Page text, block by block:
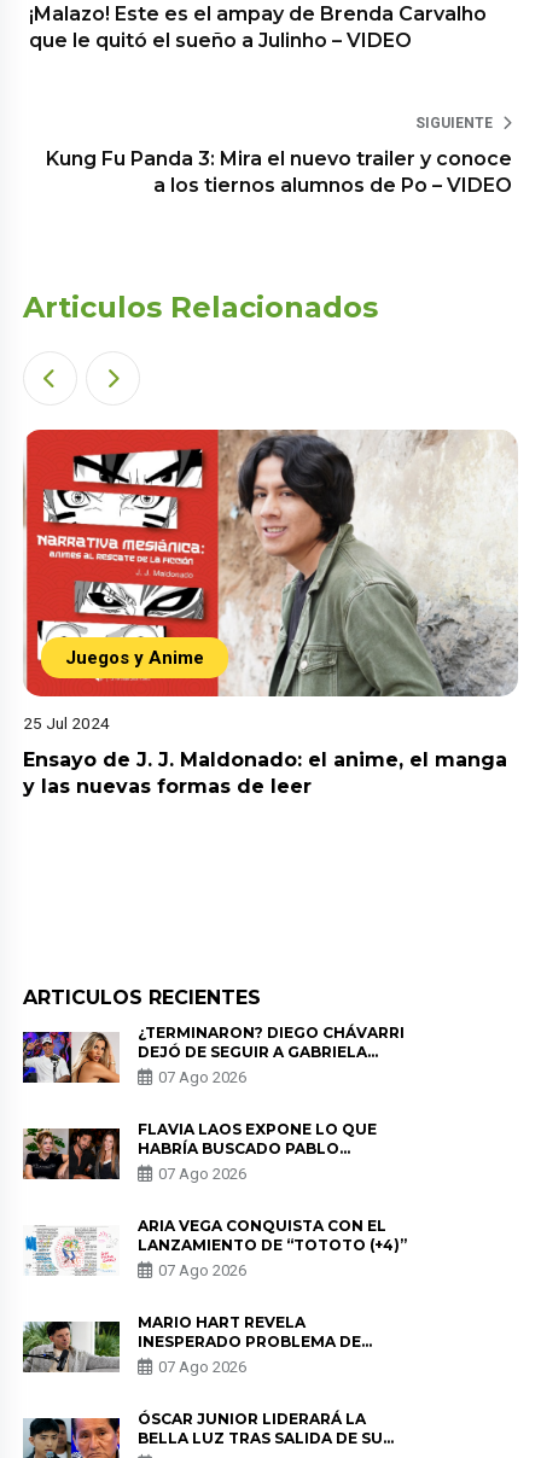
¡Malazo! Este es el ampay de Brenda Carvalho
que le quitó el sueño a Julinho – VIDEO
SIGUIENTE
Kung Fu Panda 3: Mira el nuevo trailer y conoce
a los tiernos alumnos de Po – VIDEO
Articulos Relacionados
Juegos y Anime
25 Jul 2024
Ensayo de J. J. Maldonado: el anime, el manga
y las nuevas formas de leer
ARTICULOS RECIENTES
¿TERMINARON? DIEGO CHÁVARRI
DEJÓ DE SEGUIR A GABRIELA
HERRERA Y ANUNCIA SU SALIDA
DE PÓDCAST
07 Ago 2026
FLAVIA LAOS EXPONE LO QUE
HABRÍA BUSCADO PABLO
HEREDIA CON ALE FULLER: “UNA
DE LAS PARTES QUERÍA EL
07 Ago 2026
ARIA VEGA CONQUISTA CON EL
LANZAMIENTO DE “TOTOTO (+4)”
07 Ago 2026
MARIO HART REVELA
INESPERADO PROBLEMA DE
SALUD ANTES DE SEPARARSE DE
KORINA: “ME ENCONTRARON UN
07 Ago 2026
ÓSCAR JUNIOR LIDERARÁ LA
BELLA LUZ TRAS SALIDA DE SU